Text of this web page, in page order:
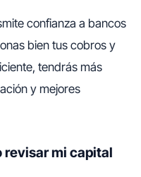
confianza a bancos
bien tus cobros y
tendrás más
y mejores
revisar mi capital